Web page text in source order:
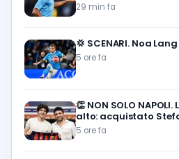
29 min fa
💢 SCENARI. Noa
5 ore fa
👏 NON SOLO
alto: acquistato
5 ore fa